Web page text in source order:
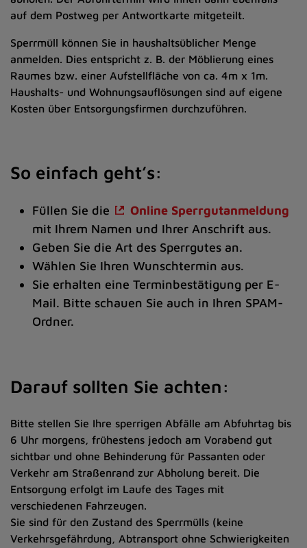
auf dem Postweg per Antwortkarte mitgeteilt.
Sperrmüll können Sie in haushaltsüblicher Menge
anmelden. Dies entspricht z. B. der Möblierung eines
Raumes bzw. einer Aufstellfläche von ca. 4m x 1m.
Haushalts- und Wohnungsauflösungen sind auf eigene
Kosten über Entsorgungsfirmen durchzuführen.
So einfach geht’s:
Füllen Sie die
Online Sperrgutanmeldung
mit Ihrem Namen und Ihrer Anschrift aus.
Geben Sie die Art des Sperrgutes an.
Wählen Sie Ihren Wunschtermin aus.
Sie erhalten eine Terminbestätigung per E-
Mail. Bitte schauen Sie auch in Ihren SPAM-
Ordner.
Darauf sollten Sie achten:
Bitte stellen Sie Ihre sperrigen Abfälle am Abfuhrtag bis
6 Uhr morgens, frühestens jedoch am Vorabend gut
sichtbar und ohne Behinderung für Passanten oder
Verkehr am Straßenrand zur Abholung bereit. Die
Entsorgung erfolgt im Laufe des Tages mit
verschiedenen Fahrzeugen.
Sie sind für den Zustand des Sperrmülls (keine
Verkehrsgefährdung, Abtransport ohne Schwierigkeiten